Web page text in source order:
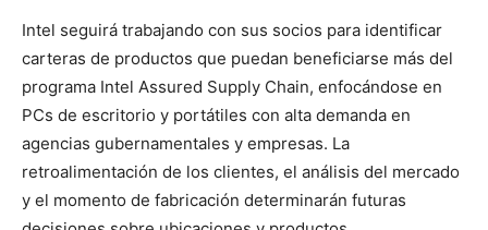
Intel seguirá trabajando con sus socios para identificar
carteras de productos que puedan beneficiarse más del
programa Intel Assured Supply Chain, enfocándose en
PCs de escritorio y portátiles con alta demanda en
agencias gubernamentales y empresas. La
retroalimentación de los clientes, el análisis del mercado
y el momento de fabricación determinarán futuras